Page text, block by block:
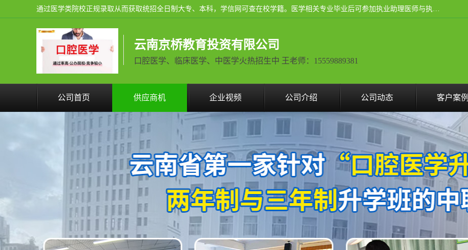
通过医学类院校正规录取从而获取统招全日制大专、本科，学信网可查在校学籍。医学相关专业毕业后可参加执业助理医师与执业医师证书考试（如口腔医学、临床医学、中医学等专业）.
云南京桥教育投资有限公司
口腔医学、临床医学、中医学火热招生中 王老师：15559889381
公司首页 供应商机 企业视频 公司介绍 公司动态 客户案例